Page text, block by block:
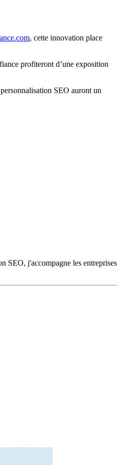
, cette innovation place
profiteront d’une exposition
SEO auront un
SEO, j'accompagne les entreprises